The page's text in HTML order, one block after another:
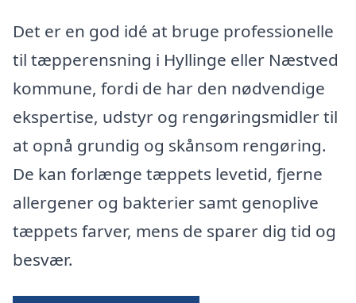
Det er en god idé at bruge professionelle
til tæpperensning i Hyllinge eller Næstved
kommune, fordi de har den nødvendige
ekspertise, udstyr og rengøringsmidler til
at opnå grundig og skånsom rengøring.
De kan forlænge tæppets levetid, fjerne
allergener og bakterier samt genoplive
tæppets farver, mens de sparer dig tid og
besvær.